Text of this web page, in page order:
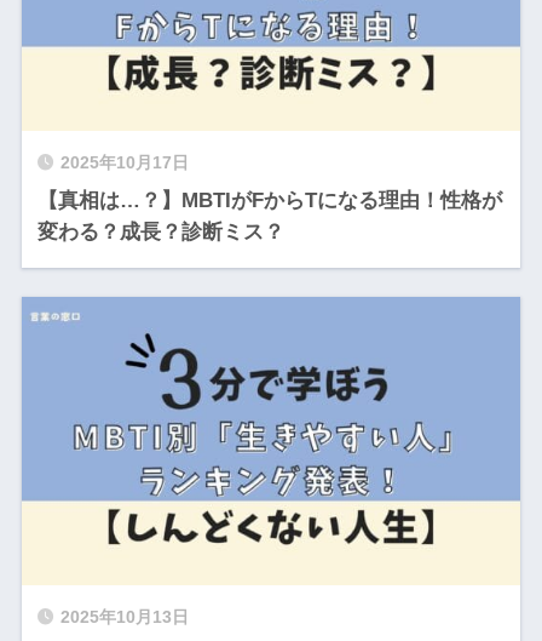
2025年10月17日
【真相は…？】MBTIがFからTになる理由！性格が
変わる？成長？診断ミス？
2025年10月13日